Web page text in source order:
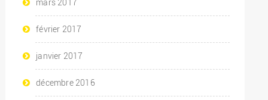
mars 2017
février 2017
janvier 2017
décembre 2016